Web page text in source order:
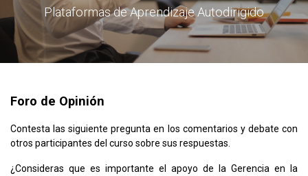
Plataformas de Aprendizaje Autodirigido
Foro de Opinión
Contesta las siguiente pregunta en los comentarios y debate con
otros participantes del curso sobre sus respuestas.
¿Consideras que es importante el apoyo de la Gerencia en la